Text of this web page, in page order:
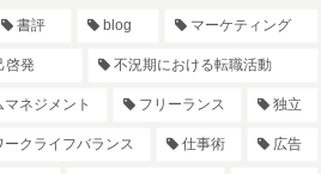
書評 blog マーケティング
啓発 不況期における転職活動
マネジメント フリーランス 独立
ークライフバランス 仕事術 広告